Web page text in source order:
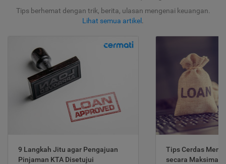
Tips berhemat dengan trik, berita, ulasan mengenai keuangan.
Lihat semua artikel .
9 Langkah Jitu agar Pengajuan
Pinjaman KTA Disetujui
Tips Cerdas
secara Maksimal